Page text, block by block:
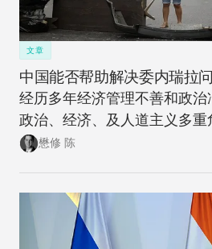
文章
中国能否帮助解决委内瑞拉
经历多年经济管理不善和政
政治、经济、及人道主义多重
委内瑞拉在经济和外交上的高
懋修 陈